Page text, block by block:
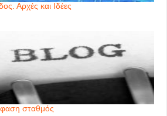
Αρχές και Ιδέες
σταθμός